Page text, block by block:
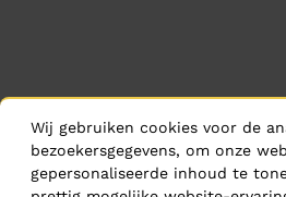
Wij gebruiken cookies voor de
bezoekersgegevens, om onze
gepersonaliseerde inhoud te